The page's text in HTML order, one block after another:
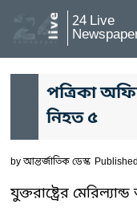
24 Live
পত্রিকা
নিহত ৫
byআন্তর্জাতিক ডেস্ক
যুক্তরাষ্ট্রের